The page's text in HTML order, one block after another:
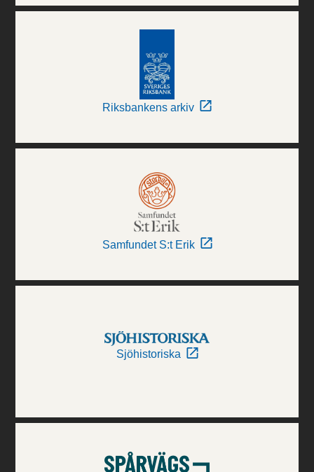
Riksbankens arkiv
Samfundet S:t Erik
Sjöhistoriska